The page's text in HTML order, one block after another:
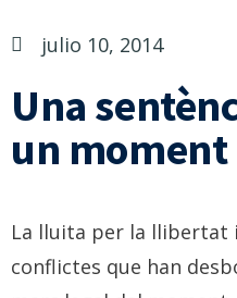
julio 10, 2014
Una
un moment
La lluita per la llibertat
conflictes que han